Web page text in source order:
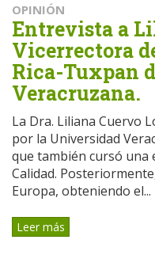
OPINIÓN
Entrevista a
Vicerrectora
Rica-Tuxpan
Veracruzana.
La Dra. Liliana Cuervo
por la Universidad
que también cursó una
Calidad.
Europa, obteniendo el...
Leer más